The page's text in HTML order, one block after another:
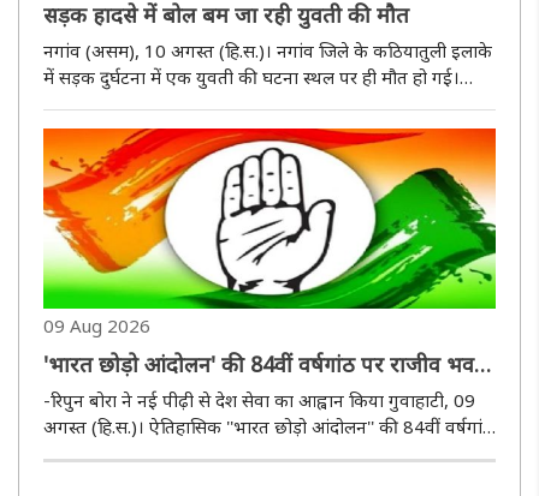
सड़क हादसे में बोल बम जा रही युवती की मौत
नगांव (असम), 10 अगस्त (हि.स.)। नगांव जिले के कठियातुली इलाके
में सड़क दुर्घटना में एक युवती की घटना स्थल पर ही मौत हो गई।
एक युवती जिले के रंगालू ग्यारह माइल इलाके में बाइक से गिर गई।
एक ..
09 Aug 2026
'भारत छोड़ो आंदोलन' की 84वीं वर्षगांठ पर राजीव भवन
में विशेष कार्यक्रम
-रिपुन बोरा ने नई पीढ़ी से देश सेवा का आह्वान किया गुवाहाटी, 09
अगस्त (हि.स.)। ऐतिहासिक ''भारत छोड़ो आंदोलन'' की 84वीं वर्षगांठ